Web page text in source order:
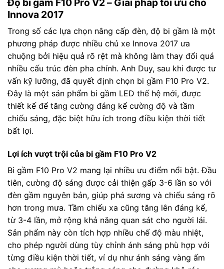
Innova 2017
Trong số các lựa chọn nâng cấp đèn, độ bi gầm là một
phương pháp được nhiều chủ xe Innova 2017 ưa
chuộng bởi hiệu quả rõ rệt mà không làm thay đổi quá
nhiều cấu trúc đèn pha chính. Anh Duy, sau khi được tư
vấn kỹ lưỡng, đã quyết định chọn bi gầm F10 Pro V2.
Đây là một sản phẩm bi gầm LED thế hệ mới, được
thiết kế để tăng cường đáng kể cường độ và tầm
chiếu sáng, đặc biệt hữu ích trong điều kiện thời tiết
bất lợi.
Lợi ích vượt trội của bi gầm F10 Pro V2
Bi gầm F10 Pro V2 mang lại nhiều ưu điểm nổi bật. Đầu
tiên, cường độ sáng được cải thiện gấp 3-6 lần so với
đèn gầm nguyên bản, giúp phá sương và chiếu sáng rõ
hơn trong mưa. Tầm chiếu xa cũng tăng lên đáng kể,
từ 3-4 lần, mở rộng khả năng quan sát cho người lái.
Sản phẩm này còn tích hợp nhiều chế độ màu nhiệt,
cho phép người dùng tùy chỉnh ánh sáng phù hợp với
từng điều kiện thời tiết, ví dụ như ánh sáng vàng ấm